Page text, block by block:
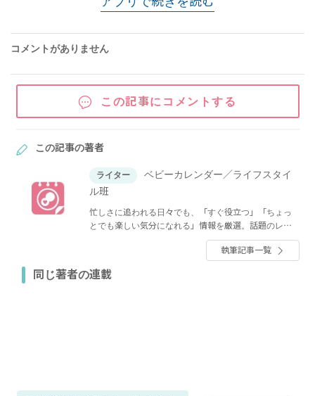
コメントがありません
この記事にコメントする
この記事の著者
ライター
ベビーカレンダー／ライフスタイ
ル班
忙しさに追われる日々でも、「すぐ役立つ」「ちょっ
とでも楽しい気分になれる」情報を厳選。話題のレシ
ピやグルメ、人気のショップ情報、ファッション、イ
ンテリア・収納、節約・マネーなど、くらしに関する
します！
執筆記事一覧
同じ著者の連載